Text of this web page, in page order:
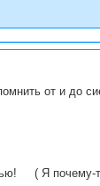
от и до
( Я почему-